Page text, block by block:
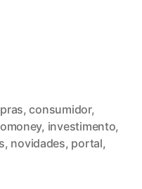
,consumidor,
, investimento,
, novidades, portal,